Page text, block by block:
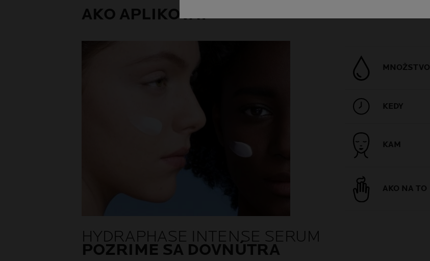
AKO APLIKOVAŤ
MNOŽSTVO
KEDY
KAM
AKO NA TO
HYDRAPHASE INTENSE SERUM
POZRIME SA DOVNÚTRA